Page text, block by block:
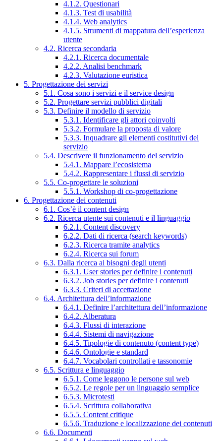
4.1.2. Questionari
4.1.3. Test di usabilità
4.1.4. Web analytics
4.1.5. Strumenti di mappatura dell’esperienza
utente
4.2. Ricerca secondaria
4.2.1. Ricerca documentale
4.2.2. Analisi benchmark
4.2.3. Valutazione euristica
5. Progettazione dei servizi
5.1. Cosa sono i servizi e il service design
5.2. Progettare servizi pubblici digitali
5.3. Definire il modello di servizio
5.3.1. Identificare gli attori coinvolti
5.3.2. Formulare la proposta di valore
5.3.3. Inquadrare gli elementi costitutivi del
servizio
5.4. Descrivere il funzionamento del servizio
5.4.1. Mappare l’ecosistema
5.4.2. Rappresentare i flussi di servizio
5.5. Co-progettare le soluzioni
5.5.1. Workshop di co-progettazione
6. Progettazione dei contenuti
6.1. Cos’è il content design
6.2. Ricerca utente sui contenuti e il linguaggio
6.2.1. Content discovery
6.2.2. Dati di ricerca (search keywords)
6.2.3. Ricerca tramite analytics
6.2.4. Ricerca sui forum
6.3. Dalla ricerca ai bisogni degli utenti
6.3.1. User stories per definire i contenuti
6.3.2. Job stories per definire i contenuti
6.3.3. Criteri di accettazione
6.4. Architettura dell’informazione
6.4.1. Definire l’architettura dell’informazione
6.4.2. Alberatura
6.4.3. Flussi di interazione
6.4.4. Sistemi di navigazione
6.4.5. Tipologie di contenuto (content type)
6.4.6. Ontologie e standard
6.4.7. Vocabolari controllati e tassonomie
6.5. Scrittura e linguaggio
6.5.1. Come leggono le persone sul web
6.5.2. Le regole per un linguaggio semplice
6.5.3. Microtesti
6.5.4. Scrittura collaborativa
6.5.5. Content critique
6.5.6. Traduzione e localizzazione dei contenuti
6.6. Documenti